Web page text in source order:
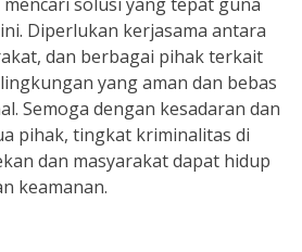
Diperlukan kerjasama antara
dan berbagai pihak terkait
yang aman dan bebas
Semoga dengan kesadaran dan
pihak, tingkat kriminalitas di
dan masyarakat dapat hidup
keamanan.